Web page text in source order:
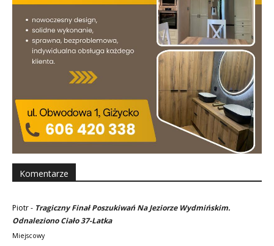
Komentarze
Piotr- Tragiczny Finał Poszukiwań Na Jeziorze Wydmińskim.
Odnaleziono Ciało 37-Latka
Miejscowy